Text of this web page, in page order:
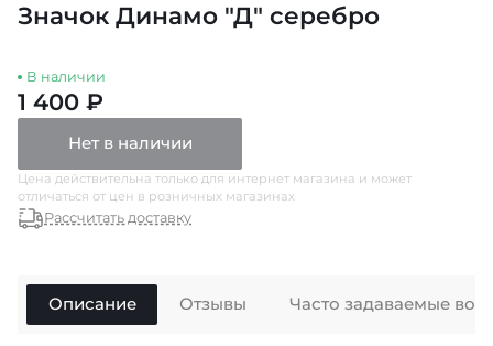
Значок Динамо "Д" серебро
В наличии
1 400 ₽
Нет в наличии
Цена действительна только для интернет магазина и может
отличаться от цен в розничных магазинах
Рассчитать доставку
Описание Отзывы Часто задаваемые